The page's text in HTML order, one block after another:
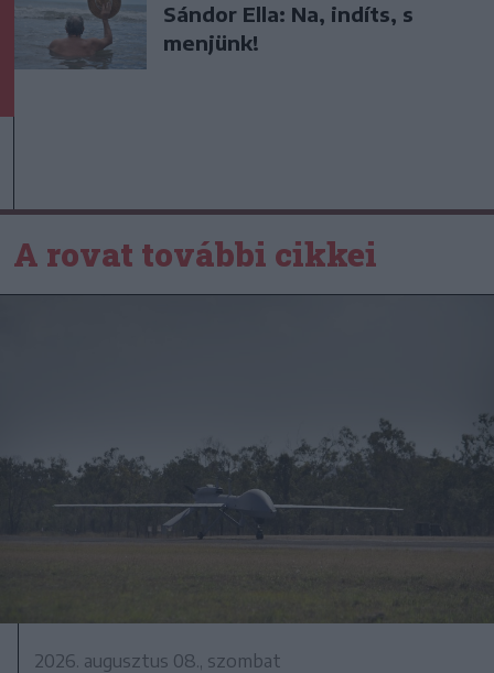
Sándor Ella: Na, indíts, s
menjünk!
A rovat további cikkei
2026. augusztus 08., szombat